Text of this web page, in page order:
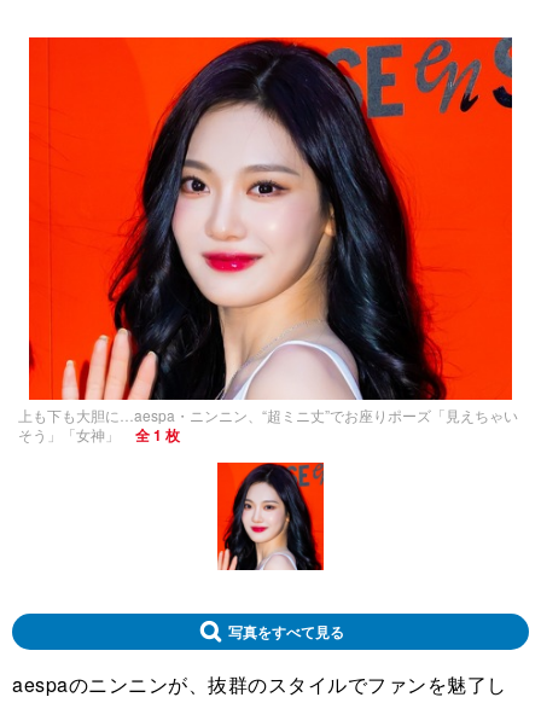
上も下も大胆に…aespa・ニンニン、“超ミニ丈”でお座りポーズ「見えちゃい
そう」「女神」
全 1 枚
写真をすべて見る
aespaのニンニンが、抜群のスタイルでファンを魅了し